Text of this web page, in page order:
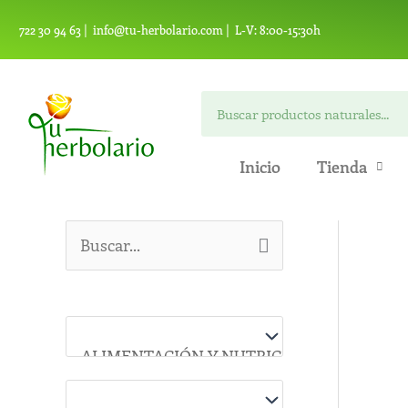
contenido
722 30 94 63 | info@tu-herbolario.com | L-V: 8:00-15:30h
Inicio Tienda
s
a